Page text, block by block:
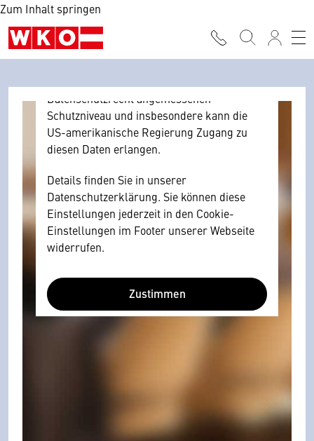
Zum Inhalt springen
Browser personenbezogene technische
Daten zu Geräten und Nutzerverhalten
mitunter mit US-amerikanischen Anbietern
Datenschutzrecht angemessenen
Schutzniveau und insbesondere kann die
US-amerikanische Regierung Zugang zu
diesen Daten erlangen.
Details finden Sie in unserer
Datenschutzerklärung. Sie können diese
Einstellungen jederzeit in den Cookie-
Einstellungen im Footer unserer Webseite
widerrufen.
Zustimmen